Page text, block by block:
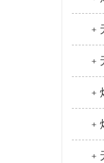
﹢
﹢
﹢
﹢